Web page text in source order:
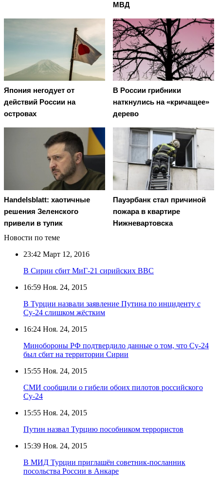
МВД
Япония негодует от
действий России на
островах
В России грибники
наткнулись на «кричащее»
дерево
Handelsblatt: хаотичные
решения Зеленского
привели в тупик
Пауэрбанк стал причиной
пожара в квартире
Нижневартовска
Новости по теме
23:42 Март 12, 2016
В Сирии сбит МиГ-21 сирийских ВВС
16:59 Ноя. 24, 2015
В Турции назвали заявление Путина по инциденту с
Су-24 слишком жёстким
16:24 Ноя. 24, 2015
Минобороны РФ подтвердило данные о том, что Су-24
был сбит на территории Сирии
15:55 Ноя. 24, 2015
СМИ сообщили о гибели обоих пилотов российского
Су-24
15:55 Ноя. 24, 2015
Путин назвал Турцию пособником террористов
15:39 Ноя. 24, 2015
В МИД Турции приглашён советник-посланник
посольства России в Анкаре